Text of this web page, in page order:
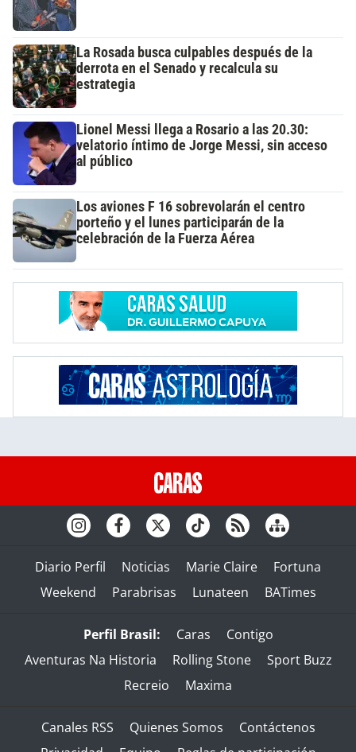
La Rosada busca culpables después de la
derrota en el Senado y recalcula su
estrategia
Lionel Messi llega a Rosario a las 20.30:
velatorio íntimo de Jorge Messi, sin acceso
al público
Los aviones F 16 sobrevolarán el centro
porteño y el lunes participarán de la
celebración de la Fuerza Aérea
Diario Perfil Noticias Marie Claire
Fortuna
Weekend
Parabrisas Lunateen BATimes
Perfil Brasil: Caras
Contigo
Aventuras Na Historia
Rolling Stone
Sport Buzz
Recreio
Maxima
Canales RSS Quienes Somos
Contáctenos